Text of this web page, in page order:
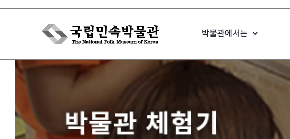
Skip
박물관에서는